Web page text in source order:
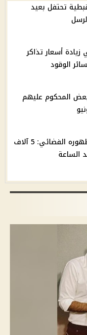
القبطية تحتفل بعيد
أسعار تذاكر
الوقود
المحكوم عليهم
توفيق عكاشة يحدد أجر ظهوره الفضائي: 5 آلاف